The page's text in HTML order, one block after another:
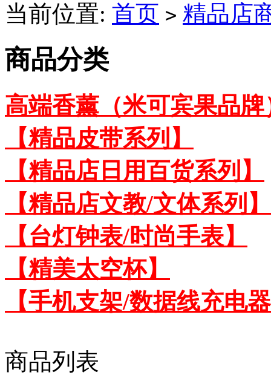
当前位置: 首页 > 精品店
商品分类
高端香薰（米可宾果品牌
【精品皮带系列】
【精品店日用百货系列】
【精品店文教/文体系列】
【台灯钟表/时尚手表】
【精美太空杯】
【手机支架/数据线充电
商品列表